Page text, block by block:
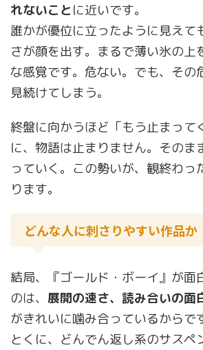
れないこと に近いです。
誰かが優位に立ったように見えて
さが顔を出す。まるで薄い氷の上
な感覚です。危ない。でも、その
見続けてしまう。
終盤に向かうほど「もう止まって
に、物語は止まりません。そのま
っていく。この勢いが、観終わっ
ります。
どんな人に刺さりやすい作品か
結局、『ゴールド・ボーイ』が面
のは、 展開の速さ、読み合いの面
がきれいに噛み合っているからで
とくに、どんでん返し系のサスペ